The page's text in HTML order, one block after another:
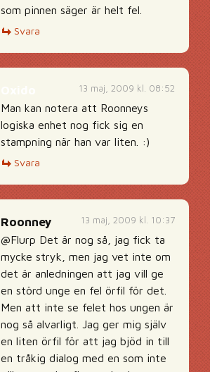
som pinnen säger är helt fel.
Svara
13 maj, 2009 kl. 08:52
Man kan notera att Roonneys
logiska enhet nog fick sig en
stampning när han var liten. :)
Svara
13 maj, 2009 kl. 10:37
Roonney
@Flurp Det är nog så, jag fick ta
mycke stryk, men jag vet inte om
det är anledningen att jag vill ge
en störd unge en fel örfil för det.
Men att inte se felet hos ungen är
nog så alvarligt. Jag ger mig själv
en liten örfil för att jag bjöd in till
en tråkig dialog med en som inte